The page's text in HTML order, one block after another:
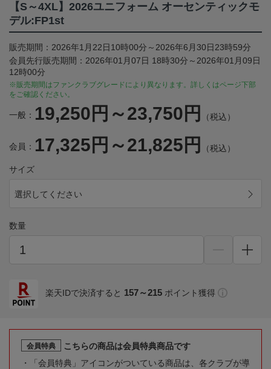
【S～4XL】2026ユニフォーム オーセンティックモ
デル:FP1st
販売期間：2026年1月22日10時00分～2026年6月30日23時59分
会員先行販売期間：2026年01月07日 18時30分～2026年01月09日
12時00分
※販売期間はファンクラブグレードにより異なります。詳しくはページ下部
をご確認ください。
一般： 19,250円～23,750円 （税込）
会員： 17,325円～21,825円 （税込）
サイズ
選択してください
数量
楽天IDで決済すると 157～215 ポイント獲得
会員特典
こちらの商品は会員特典商品です
「会員特典」アイコンがついている商品は、各クラブが導